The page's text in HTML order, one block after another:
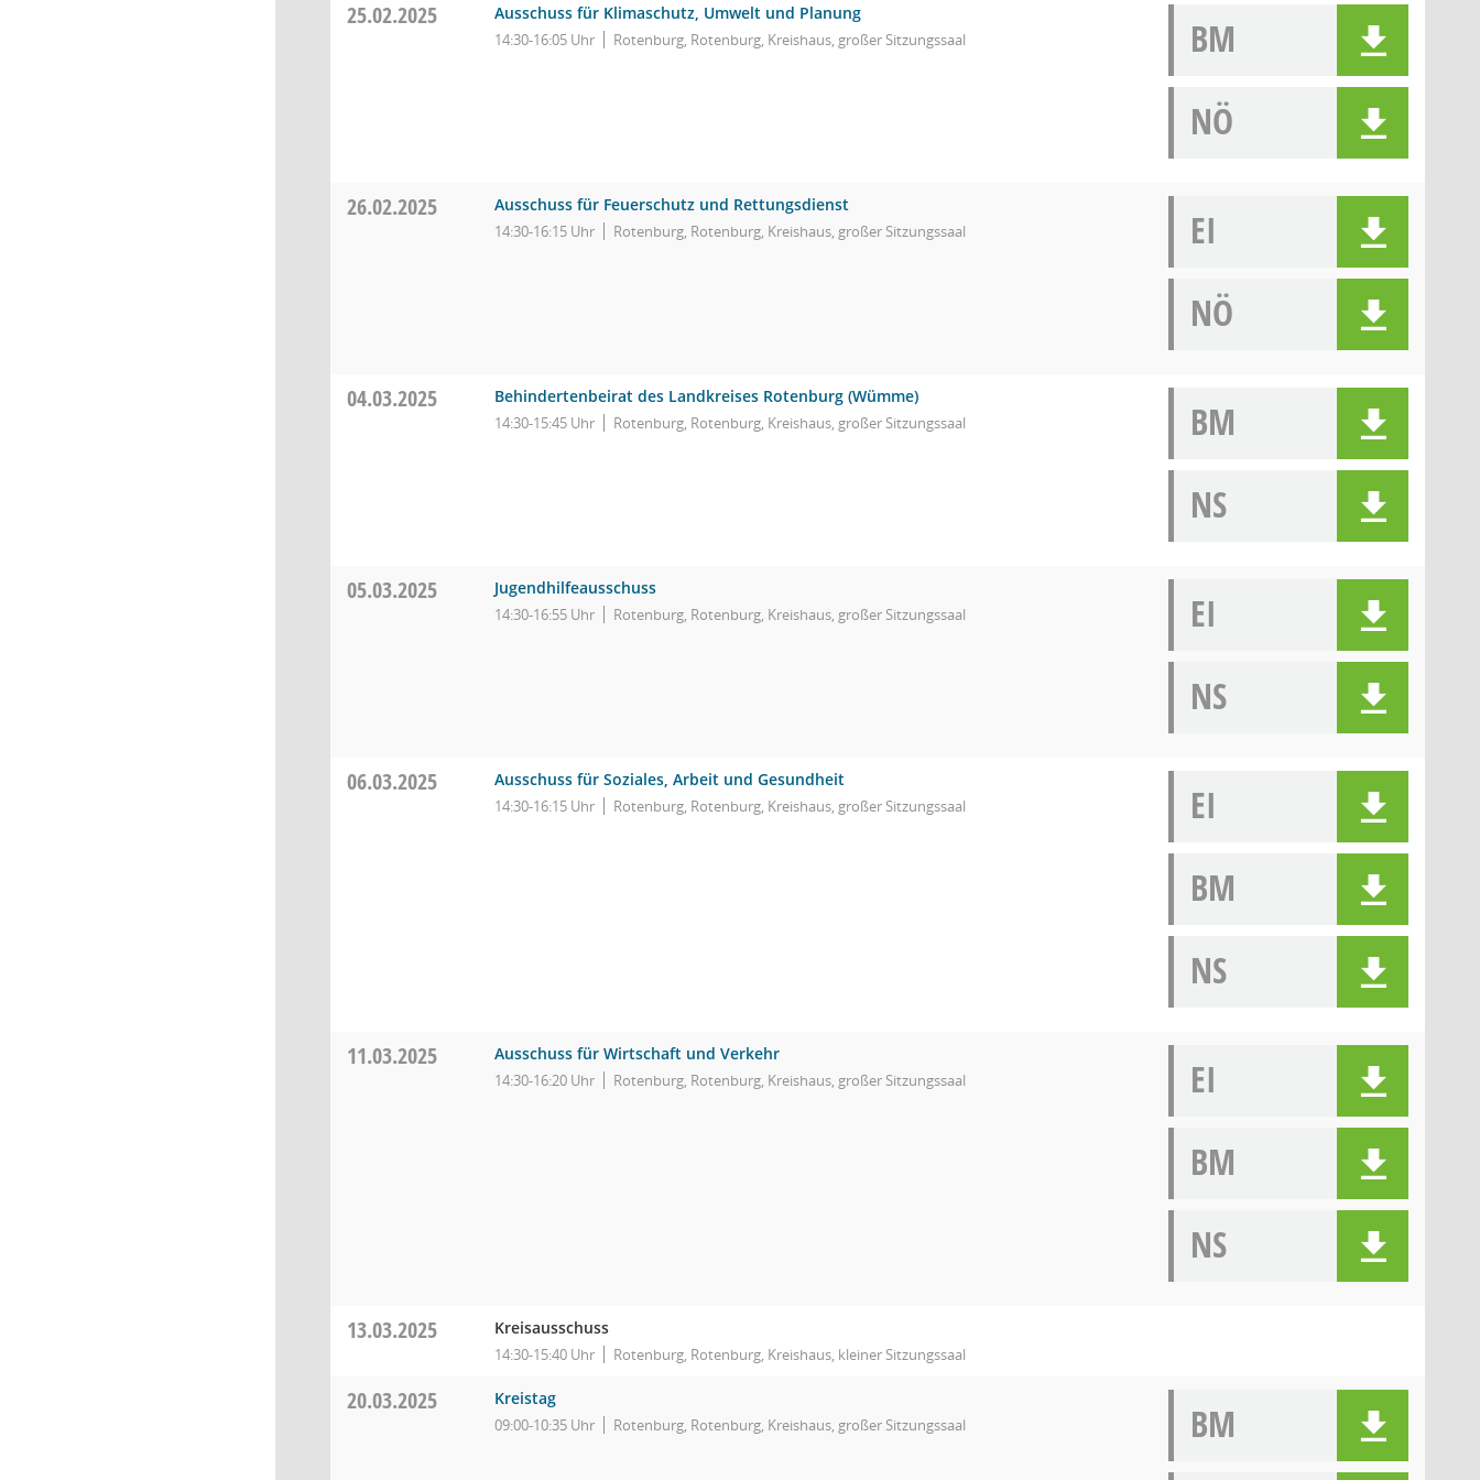
25.02.2025 Ausschuss für Klimaschutz, Umwelt und Planung
14:30-16:05 Uhr Rotenburg, Rotenburg, Kreishaus, großer Sitzungssaal
BM
NÖ
26.02.2025 Ausschuss für Feuerschutz und Rettungsdienst
14:30-16:15 Uhr Rotenburg, Rotenburg, Kreishaus, großer Sitzungssaal
EI
NÖ
04.03.2025 Behindertenbeirat des Landkreises Rotenburg (Wümme)
14:30-15:45 Uhr Rotenburg, Rotenburg, Kreishaus, großer Sitzungssaal
BM
NS
05.03.2025 Jugendhilfeausschuss
14:30-16:55 Uhr Rotenburg, Rotenburg, Kreishaus, großer Sitzungssaal
EI
NS
06.03.2025 Ausschuss für Soziales, Arbeit und Gesundheit
14:30-16:15 Uhr Rotenburg, Rotenburg, Kreishaus, großer Sitzungssaal
EI
BM
NS
11.03.2025 Ausschuss für Wirtschaft und Verkehr
14:30-16:20 Uhr Rotenburg, Rotenburg, Kreishaus, großer Sitzungssaal
EI
BM
NS
13.03.2025 Kreisausschuss
14:30-15:40 Uhr Rotenburg, Rotenburg, Kreishaus, kleiner Sitzungssaal
20.03.2025 Kreistag
09:00-10:35 Uhr Rotenburg, Rotenburg, Kreishaus, großer Sitzungssaal BM